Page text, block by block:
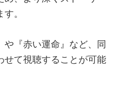
。
や『赤い運命』など、同
せて視聴することが可能